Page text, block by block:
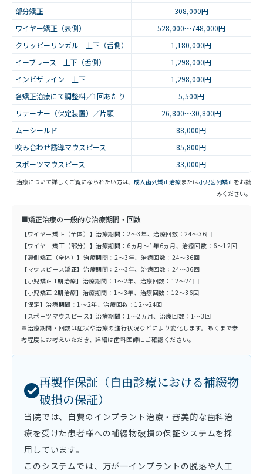
部分矯正
308,000円
ワイヤー矯正（表側）
528,000～748,000円
クリッピーリンガル 上下（舌側）
1,180,000円
イーブレース 上下（舌側）
1,298,000円
インビザライン 上下
1,298,000円
各矯正治療にて調整料／1回あたり
5,500円
リテーナー（保定装置）／片顎
26,800～30,800円
ムーシールド
88,000円
咬み合わせ誘導マウスピース
85,800円
スポーツマウスピース
33,000円
治療について詳しくご覧になられたい方は、 成人歯列矯正治療または小児歯列矯正をお読
みください。
■矯正治療の一般的な治療期間・回数
【ワイヤー矯正（全体）】治療期間：2～3年、治療回数：24～36回
【ワイヤー矯正（部分）】治療期間：6ヵ月～1年6ヵ月、治療回数：6～12回
【裏側矯正（全体）】治療期間：2～3年、治療回数：24～36回
【マウスピース矯正】治療期間：2～3年、治療回数：24～36回
【小児矯正 1期治療】治療期間：1～2年、治療回数：12～24回
【小児矯正 2期治療】治療期間：1～3年、治療回数：12～36回
【保定】治療期間：1～2年、治療回数：12～24回
【スポーツマウスピース】治療期間：1～2ヵ月、治療回数：1～3回
※治療期間・回数は症状や治療の進行状況などにより変化します。あくまで参
考程度にお考えいただき、詳細は歯科医師にご確認ください。
再製作保証（自由診療における補綴物
破損の保証）
当院では、自費のインプラント治療・審美的な歯科治
療を受けた患者様への補綴物破損の保証システムを採
用しています。
このシステムでは、万が一インプラントの脱落や人工